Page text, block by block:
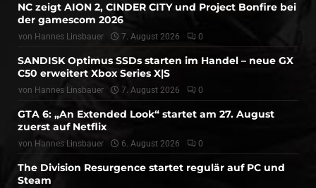
NC zeigt AION 2, CINDER CITY und Project Bonfire bei
der gamescom 2026
von Hannes Linsbauer 7. August 2026 0
SANDISK Optimus SSDs starten im Handel – neue GX
C50 erweitert Xbox Series X|S
von Hannes Linsbauer 7. August 2026 0
GTA 6: „An Extended Look“ startet am 27. August
zuerst auf Netflix
von Hannes Linsbauer 6. August 2026 0
The Division Resurgence startet regulär auf PC und
Steam